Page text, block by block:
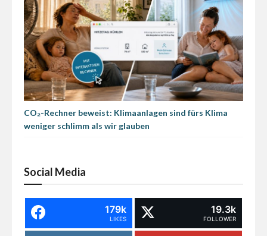
CO₂-Rechner beweist: Klimaanlagen sind fürs Klima
weniger schlimm als wir glauben
Social Media
179k
LIKES
19.3k
FOLLOWER